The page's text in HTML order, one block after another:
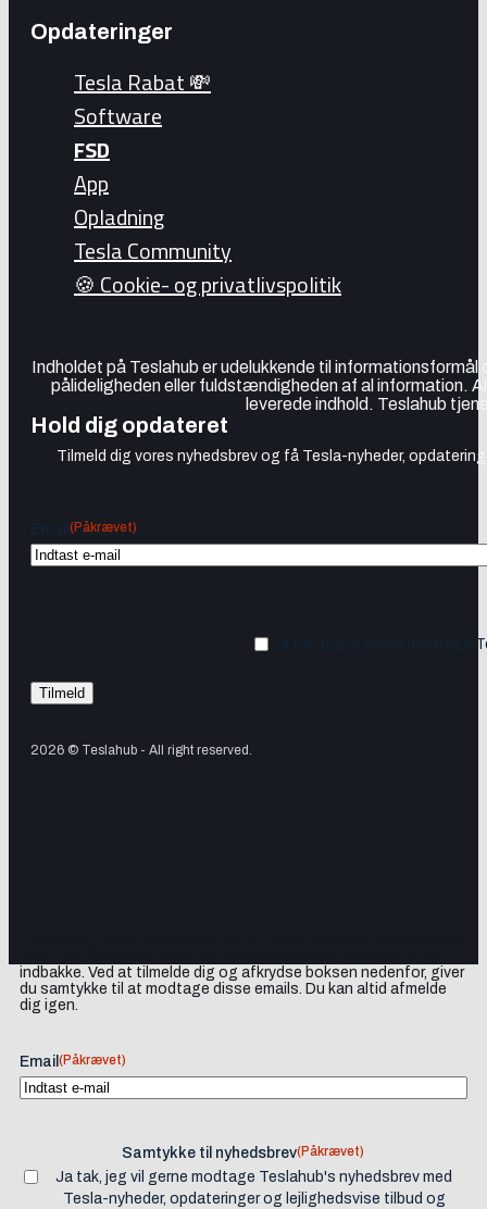
Opdateringer
Tesla Rabat 💸
Software
FSD
App
Opladning
Tesla Community
🍪 Cookie- og privatlivspolitik
Indholdet på Teslahub er udelukkende til
pålideligheden eller fuldstændigheden af al information.
leverede indhold. Teslahub
Hold dig opdateret
Tilmeld dig vores nyhedsbrev og få Tesla-nyheder,
(Påkrævet)
Ja tak, jeg vil gerne modtage
2026 © Teslahub - All right reserved.
indbakke. Ved at tilmelde dig og afkrydse boksen nedenfor, giver
du samtykke til at modtage disse emails. Du kan altid afmelde
dig igen.
Email (Påkrævet)
Samtykke til nyhedsbrev(Påkrævet)
Ja tak, jeg vil gerne modtage Teslahub's nyhedsbrev med
Tesla-nyheder, opdateringer og lejlighedsvise tilbud og